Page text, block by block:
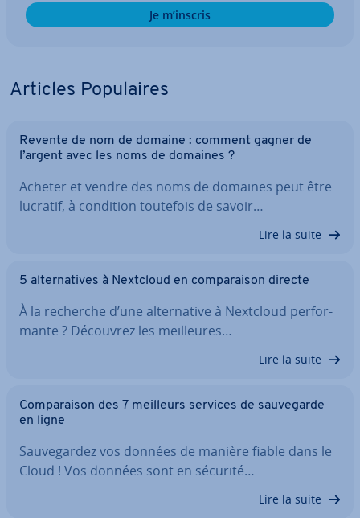
Je m’inscris
Articles Po­pu­laires
Revente de nom de domaine : comment gagner de
l’argent avec les noms de domaines ?
Acheter et vendre des noms de domaines peut être
lucratif, à condition toutefois de savoir…
Lire la suite
5 al­ter­na­tives à Nextcloud en com­pa­rai­son directe
À la recherche d’une al­ter­na­tive à Nextcloud per­for­
mante ? Découvrez les meil­leures…
Lire la suite
Com­pa­rai­son des 7 meilleurs services de sau­ve­garde
en ligne
Sau­ve­gar­dez vos données de manière fiable dans le
Cloud ! Vos données sont en sécurité…
Lire la suite